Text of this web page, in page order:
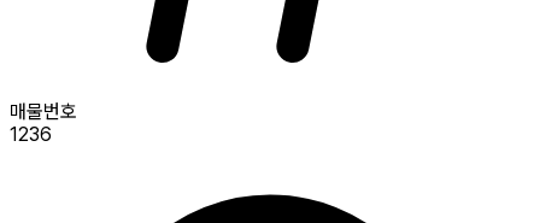
매물번호
1236